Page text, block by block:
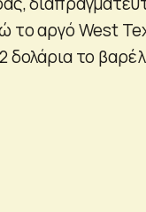
το αργό West
δολάρια το